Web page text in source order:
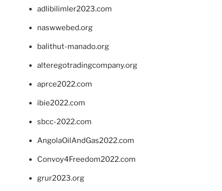
adlibilimler2023.com
naswwebed.org
balithut-manado.org
alteregotradingcompany.org
aprce2022.com
ibie2022.com
sbcc-2022.com
AngolaOilAndGas2022.com
Convoy4Freedom2022.com
grur2023.org